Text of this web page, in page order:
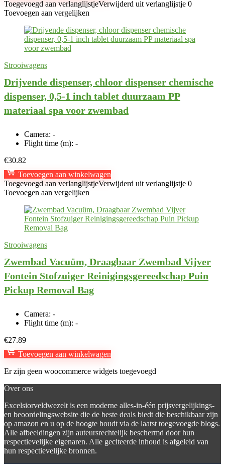
Toegevoegd aan verlanglijstjeVerwijderd uit verlanglijstje 0
Toevoegen aan vergelijken
Strooiwagens
Drijvende dispenser, chloor dispenser chemische
dispenser, 0,5-1 inch tablet duurzaam PP
materiaal spa voor zwembad
Camera: -
Flight time (m): -
€30.82
Toevoegen aan winkelwagen
Toegevoegd aan verlanglijstjeVerwijderd uit verlanglijstje 0
Toevoegen aan vergelijken
Strooiwagens
Zwembad Vacuüm, Draagbaar Zwembad Vijver
Fontein Stofzuiger Reinigingsgereedschap Puin
Pickup Removal Bag
Camera: -
Flight time (m): -
€27.89
Toevoegen aan winkelwagen
Er zijn geen woocommerce widgets toegevoegd
Over ons
Excelsiorveldwezelt is een moderne alles-in-één prijsvergelijkings-
en beoordelingswebsite die de beste deals biedt die beschikbaar zijn
op amazon en u op de hoogte houdt via de laatst toegevoegde blogs.
Alle afbeeldingen zijn auteursrechtelijk beschermd door hun
respectievelijke eigenaren. Alle geciteerde inhoud is afgeleid van
hun respectievelijke bronnen.